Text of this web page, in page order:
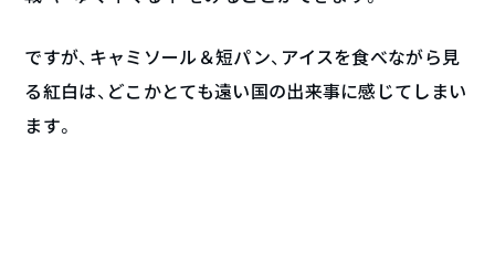
ですが、キャミソール＆短パン、アイスを食べながら見
る紅白は、どこかとても遠い国の出来事に感じてしまい
ます。